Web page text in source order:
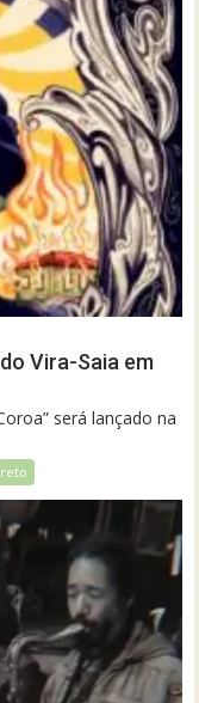
Vira-Saia em
será lançado na